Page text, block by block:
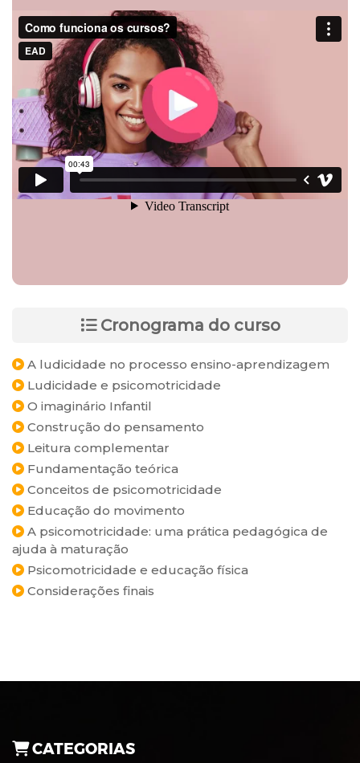
Cronograma do curso
A ludicidade no processo ensino-aprendizagem
Ludicidade e psicomotricidade
O imaginário Infantil
Construção do pensamento
Leitura complementar
Fundamentação teórica
Conceitos de psicomotricidade
Educação do movimento
A psicomotricidade: uma prática pedagógica de
ajuda à maturação
Psicomotricidade e educação física
Considerações finais
CATEGORIAS